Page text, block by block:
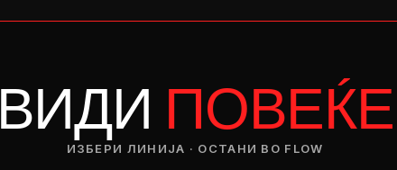
ВИДИ ПОВЕЌЕ
ИЗБЕРИ ЛИНИЈА · ОСТАНИ ВО FLOW
— ден